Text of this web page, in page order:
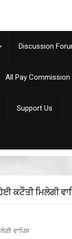
Discussion
All Pay
Support Us
ਕਟੌਤੀ ਮਿਲੇਗੀ
ਵਾਪਿਸ